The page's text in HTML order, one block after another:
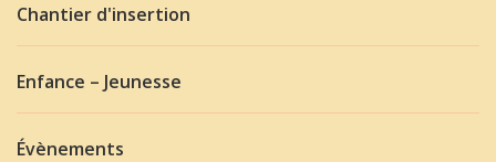
Chantier d'insertion
Enfance – Jeunesse
Évènements